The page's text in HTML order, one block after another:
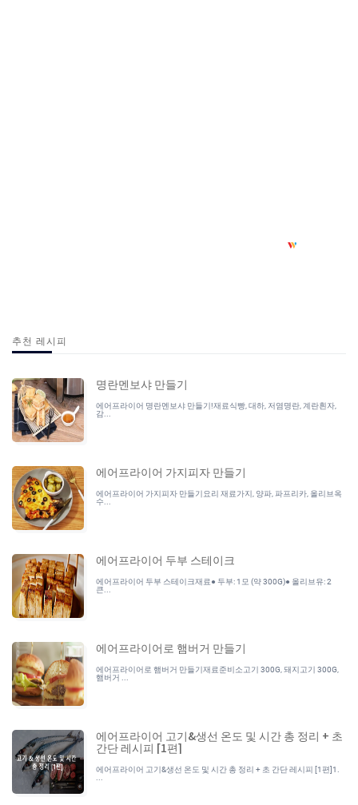
추천 레시피
명란멘보샤 만들기
에어프라이어 명란멘보샤 만들기!재료식빵, 대하, 저염명란, 계란흰자,
감...
에어프라이어 가지피자 만들기
에어프라이어 가지피자 만들기요리 재료가지, 양파, 파프리카, 올리브옥
수...
에어프라이어 두부 스테이크
에어프라이어 두부 스테이크재료● 두부: 1모 (약 300G)● 올리브유: 2
큰...
에어프라이어로 햄버거 만들기
에어프라이어로 햄버거 만들기재료준비소고기 300G, 돼지고기 300G,
햄버거 ...
에어프라이어 고기&생선 온도 및 시간 총 정리 + 초
간단 레시피 [1편]
에어프라이어 고기&생선 온도 및 시간 총 정리 + 초 간단 레시피 [1편]1.